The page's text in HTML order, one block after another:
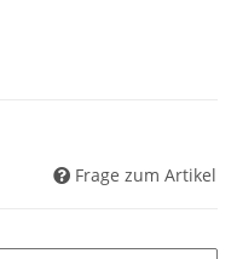
Frage zum Artikel